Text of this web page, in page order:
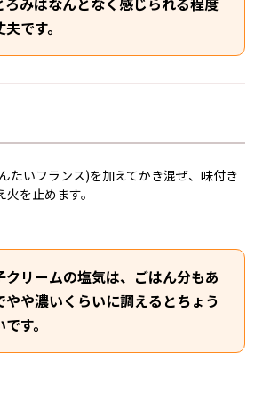
です。
たいフランス)を加えてかき混ぜ、味付き
を止めます。
クリームの塩気は、ごはん分もあ
やや濃いくらいに調えるとちょう
す。